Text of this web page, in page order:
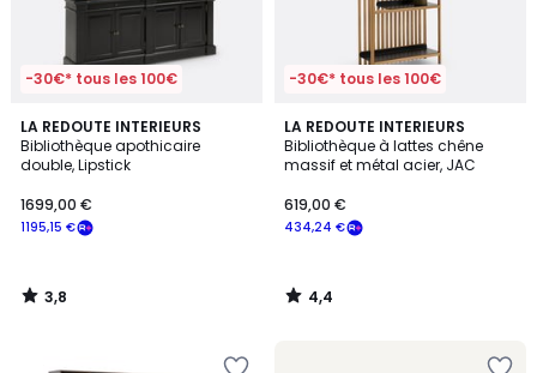
-30€* tous les 100€
LA REDOUTE INTERIEURS
Bibliothèque apothicaire
double, Lipstick
1195,15 €
1699,00 €
3,8
/ 5
3,8
/
-30€* tous les 100€
LA REDOUTE INTERIEURS
Bibliothèque à lattes chêne
massif et métal acier, JAC
434,24 €
619,00 €
4,4
/ 5
4,4
/